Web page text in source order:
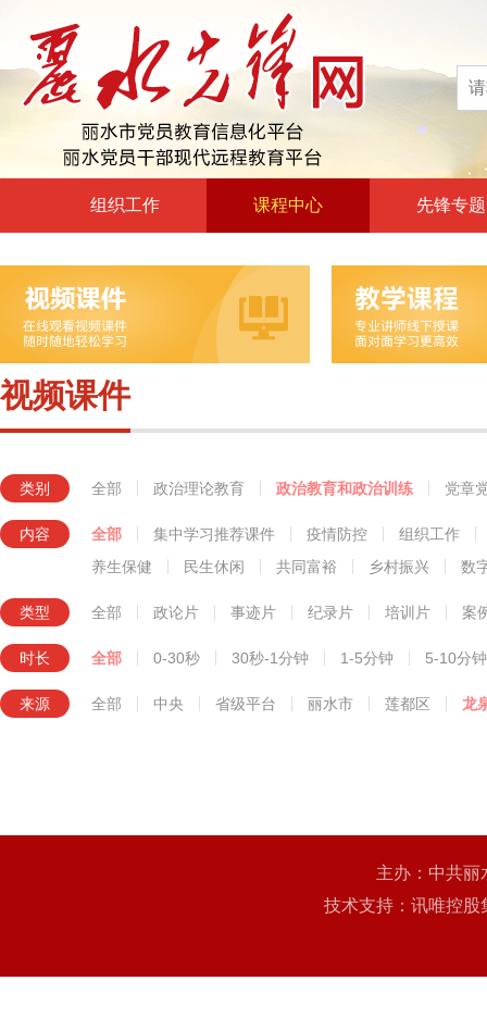
组织工作
领导动态
自身建设
组工文件
组工之窗
课程中心
政治教育和政治训练
党章党规党纪教育
革命传统教育
先锋专题
视频课件
类别 全部 政治理论教育 政治教育和政治训练 党章
内容 全部 集中学习推荐课件 疫情防控
组织工作
养生保健
民生休闲 共同富裕 乡村振兴 数
类型 全部 政论片 事迹片 纪录片 培训片 案
时长 全部 0-30秒 30秒-1分钟 1-5分钟 5-10分钟
来源 全部 中央 省级平台 丽水市 莲都区 龙
主办：中共
技术支持：讯唯控